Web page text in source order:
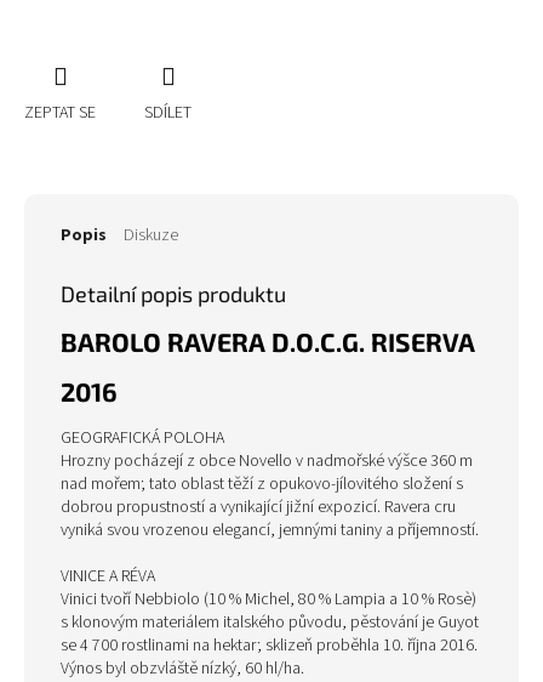
ZEPTAT SE SDÍLET
Popis Diskuze
Detailní popis produktu
BAROLO RAVERA D.O.C.G. RISERVA
2016
GEOGRAFICKÁ POLOHA
Hrozny pocházejí z obce Novello v nadmořské výšce 360 ​​m
nad mořem; tato oblast těží z opukovo-jílovitého složení s
dobrou propustností a vynikající jižní expozicí. Ravera cru
vyniká svou vrozenou elegancí, jemnými taniny a příjemností.
VINICE A RÉVA
Vinici tvoří Nebbiolo (10 % Michel, 80 % Lampia a 10 % Rosè)
s klonovým materiálem italského původu, pěstování je Guyot
se 4 700 rostlinami na hektar; sklizeň proběhla 10. října 2016.
Výnos byl obzvláště nízký, 60 hl/ha.